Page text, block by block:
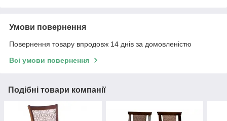
Умови повернення
Повернення товару впродовж 14 днів за домовленістю
Всі умови повернення
Подібні товари компанії